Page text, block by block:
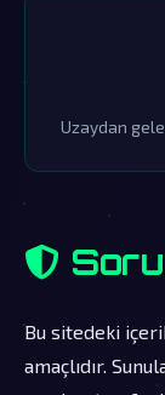
Uzaydan
Bu sitedeki
amaçlıdır.